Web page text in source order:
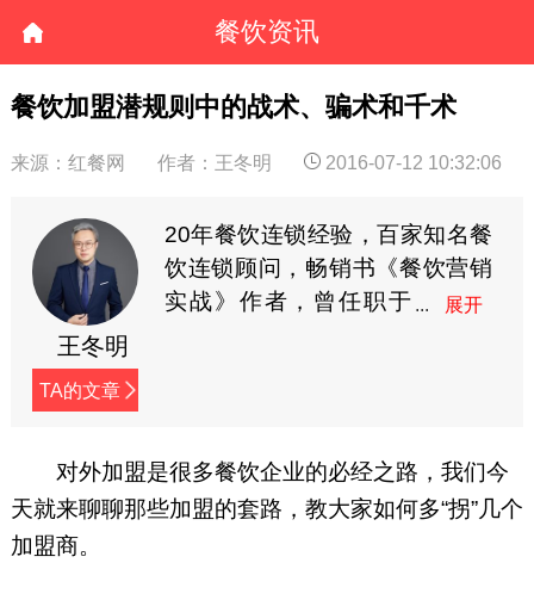
餐饮资讯
餐饮加盟潜规则中的战术、骗术和千术
来源：红餐网 作者：王冬明 2016-07-12 10:32:06
王冬明
TA的文章
20年餐饮连锁经验，百家知名餐
饮连锁顾问，畅销书《餐饮营销
实战》作者，曾任职于
道消息（cyxdxx）。
对外加盟是很多餐饮企业的必经之路，我们今
天就来聊聊那些加盟的套路，教大家如何多“拐”几个
加盟商。